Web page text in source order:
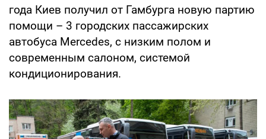
года Киев получил от Гамбурга новую партию
помощи – 3 городских пассажирских
автобуса Mercedes, с низким полом и
современным салоном, системой
кондиционирования.